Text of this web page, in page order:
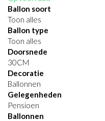
Ballon soort
Toon alles
Ballon type
Toon alles
Doorsnede
30CM
Decoratie
Ballonnen
Gelegenheden
Pensioen
Ballonnen